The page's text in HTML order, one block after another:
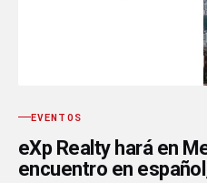
EVENTOS
eXp Realty hará en
encuentro en